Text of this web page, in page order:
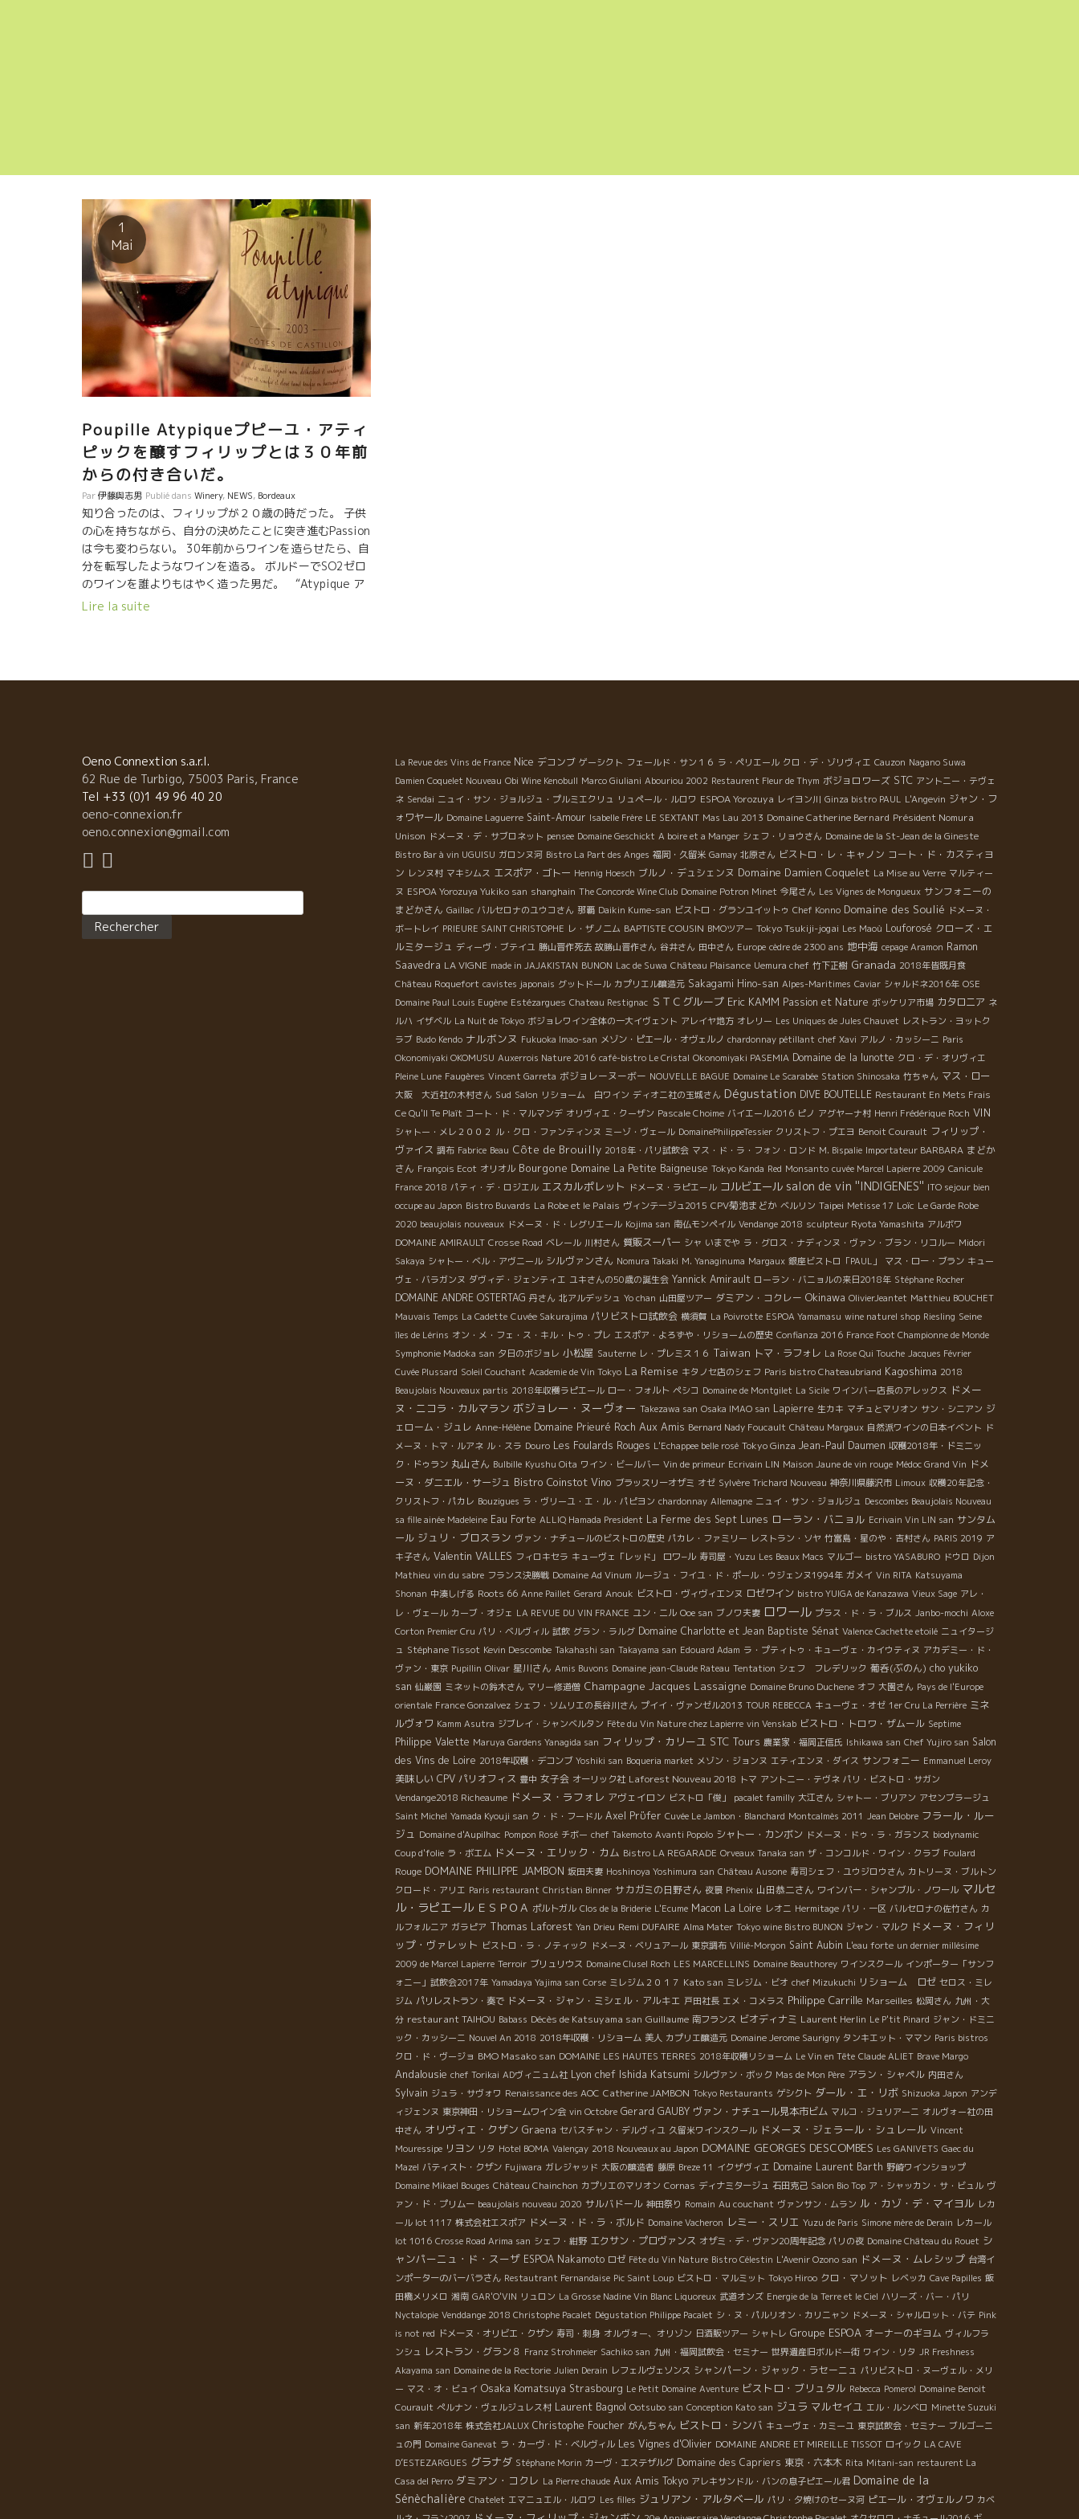
1
Mai
Poupille Atypiqueプピーユ・アティ
ピックを醸すフィリップとは３０年前
からの付き合いだ。
Par伊藤與志男 Publié dans Winery, NEWS, Bordeaux
知り合ったのは、フィリップが２０歳の時だった。 子供
の心を持ちながら、自分の決めたことに突き進むPassion
は今も変わらない。 30年前からワインを造らせたら、自
分を転写したようなワインを造る。 ボルドーでSO2ゼロ
のワインを誰よりもはやく造った男だ。 “Atypique ア
ティピック” ボルドースタイルのワインを理解するには、
ーだ！ 特に、このAtypique アティピックはSO2ゼロゼ
ロで醸造されている。 常に完璧を求めるフィップは、細
心の注意力でこのワインを醸している。 ホントに完璧な
葡萄を収穫した年しか造っていない。 何故？ 自然な造
りだからと云って、“欠点”のあるワインを絶対に許さな
いんだろう。 ボルドーでワインを始めた私の根底には、
のエリアをすべてBIOにするために運動している。 プピ
ーユの葡萄木は、サンテミリヨンから続いている同様な
Lire la suite
Oeno Connextion s.a.r.l.
62 Rue de Turbigo, 75003 Paris, France
Tel +33 (0)1 49 96 40 20
oeno-connexion.fr
oeno.connexion@gmail.com
La Revue des Vins de France Nice デコンブ ゲーシクト フェールド・サン１６ ラ・ペリエール クロ・デ・ゾリヴィエ Cauzon Nagano Suwa
Damien Coquelet Nouveau Obi Wine Kenobull Marco Giuliani Abouriou 2002 Restaurent Fleur de Thym ボジョロワーズ STC アントニー・テヴェ
ネ Sendai ニュイ・サン・ジョルジュ・プルミエクリュ リュペール・ルロワ ESPOA Yorozuya レイヨン川 Ginza bistro PAUL L'Angevin ジャン・フ
ォワヤール Domaine Laguerre Saint-Amour Isabelle Frère LE SEXTANT Mas Lau 2013 Domaine Catherine Bernard Président Nomura
Unison ドメーヌ・デ・サブロネット pensee Domaine Geschickt A boire et a Manger シェフ・リョウさん Domaine de la St-Jean de la Gineste
Bistro Bar à vin UGUISU ガロンヌ河 Bistro La Part des Anges 福岡・久留米 Gamay 北原さん ビストロ・レ・キャノン コート・ド・カスティヨ
ン レンヌ村 マキシムス エスポア・ゴトー Hennig Hoesch ブルノ・デュシェンヌ Domaine Damien Coquelet La Mise au Verre マルティー
ヌ ESPOA Yorozuya Yukiko san shanghain The Concorde Wine Club Domaine Potron Minet 今尾さん Les Vignes de Mongueux サンフォニーの
まどかさん Gaillac バルセロナのユウコさん 那覇 Daikin Kume-san ビストロ・グランユイットゥ Chef Konno Domaine des Soulié ドメーヌ・
ボートレイ PRIEURE SAINT CHRISTOPHE レ・ザノ二ム BAPTISTE COUSIN BMOツアー Tokyo Tsukiji-jogai Les Maoù Louforosé クローズ・エ
ルミタージュ ディーヴ・ブテイユ 勝山晋作死去 故勝山晋作さん 谷井さん 田中さん Europe cèdre de 2300 ans 地中海 cepage Aramon Ramon
Saavedra LA VIGNE made in JAJAKISTAN BUNON Lac de Suwa Château Plaisance Uemura chef 竹下正樹 Granada 2018年皆既月食
Château Roquefort cavistes japonais グットドール カプリエル醸造元 Sakagami Hino-san Alpes-Maritimes Caviar シャルドネ2016年 OSE
Domaine Paul Louis Eugène Estézargues Chateau Restignac ＳＴＣグループ Eric KAMM Passion et Nature ボッケリア市場 カタロニア ネ
ルハ イザベル La Nuit de Tokyo ボジョレワイン全体の一大イヴェント アレイヤ地方 オレリー Les Uniques de Jules Chauvet レストラン・ヨットク
ラブ Budo Kendo ナルボンヌ Fukuoka Imao-san メゾン・ピエール・オヴェルノ chardonnay pétillant chef Xavi アルノ・カッシーニ Paris
Okonomiyaki OKOMUSU Auxerrois Nature 2016 café-bistro Le Cristal Okonomiyaki PASEMIA Domaine de la lunotte クロ・デ・オリヴィエ
Pleine Lune Faugères Vincent Garreta ボジョレーヌーボー NOUVELLE BAGUE Domaine Le Scarabée Station Shinosaka 竹ちゃん マス・ロー
大阪 大近社の木村さん Sud Salon リショーム 白ワイン ディオニ社の玉城さん Dégustation DIVE BOUTELLE Restaurant En Mets Frais
Ce Qu'Il Te Plaît コート・ド・マルマンデ オリヴィエ・クーザン Pascale Choime バイエール2016 ピノ アグヤーナ村 Henri Frédérique Roch VIN
シャトー・メレ２００２ ル・クロ・ファンティンヌ ミーゾ・ヴェール DomainePhilippeTessier クリストフ・プエヨ Benoit Courault フィリップ・
ヴァイス 調布 Fabrice Beau Côte de Brouilly 2018年・パリ試飲会 マス・ド・ラ・フォン・ロンド M. Bispalie Importateur BARBARA まどか
さん François Ecot オリオル Bourgone Domaine La Petite Baigneuse Tokyo Kanda Red Monsanto cuvée Marcel Lapierre 2009 Canicule
France 2018 パティ・デ・ロジエル エスカルポレット ドメーヌ・ラピエール コルビエール salon de vin ''INDIGENES'' ITO sejour bien
occupe au Japon Bistro Buvards La Robe et le Palais ヴィンテージュ2015 CPV菊池まどか ベルリン Taipei Metisse 17 Loïc Le Garde Robe
2020 beaujolais nouveaux ドメーヌ・ド・レグリエール Kojima san 南仏モンペイル Vendange 2018 sculpteur Ryota Yamashita アルボワ
DOMAINE AMIRAULT Crosse Road ベレール 川村さん 質販スーパー シャ いまでや ラ・グロス・ナディンヌ・ヴァン・ブラン・リコルー Midori
Sakaya シャトー・ベル・アヴニール シルヴァンさん Nomura Takaki M. Yanaginuma Margaux 銀座ビストロ「PAUL」 マス・ロー・ブラン キュー
ヴェ・バラガンヌ ダヴィデ・ジェンティエ ユキさんの50歳の誕生会 Yannick Amirault ローラン・バニョルの来日2018年 Stéphane Rocher
DOMAINE ANDRE OSTERTAG 丹さん 北アルデッシュ Yo chan 山田屋ツアー ダミアン・コクレー Okinawa OlivierJeantet Matthieu BOUCHET
Mauvais Temps La Cadette Cuvée Sakurajima パリビストロ試飲会 横須賀 La Poivrotte ESPOA Yamamasu wine naturel shop Riesling Seine
îles de Lérins オン・メ・フェ・ス・キル・トゥ・プレ エスポア・よろずや・リショームの歴史 Confianza 2016 France Foot Championne de Monde
Symphonie Madoka san 夕日のボジョレ 小松屋 Sauterne レ・プレミス１６ Taiwan トマ・ラフォレ La Rose Qui Touche Jacques Février
Cuvée Plussard Soleil Couchant Academie de Vin Tokyo La Remise キタノセ店のシェフ Paris bistro Chateaubriand Kagoshima 2018
Beaujolais Nouveaux partis 2018年収穫ラピエール ロー・フォルト ペシコ Domaine de Montgilet La Sicile ワインバー店長のアレックス ドメー
ヌ・ニコラ・カルマラン ボジョレー・ヌーヴォー Takezawa san Osaka IMAO san Lapierre 生カキ マチュとマリオン サン・シニアン ジ
ェローム・ジュレ Anne-Hélène Domaine Prieuré Roch Aux Amis Bernard Nady Foucault Château Margaux 自然派ワインの日本イベント ド
メーヌ・トマ・ルアネ ル・スラ Douro Les Foulards Rouges L'Echappee belle rosé Tokyo Ginza Jean-Paul Daumen 収穫2018年・ドミニッ
ク・ドゥラン 丸山さん Bulbille Kyushu Oita ワイン・ビールバー Vin de primeur Ecrivain LIN Maison Jaune de vin rouge Médoc Grand Vin ドメ
ーヌ・ダニエル・サージュ Bistro Coinstot Vino ブラッスリーオザミ オゼ Sylvère Trichard Nouveau 神奈川県藤沢市 Limoux 収穫20年記念・
クリストフ・パカレ Bouzigues ラ・ヴリーユ・エ・ル・パピヨン chardonnay Allemagne ニュイ・サン・ジョルジュ Descombes Beaujolais Nouveau
sa fille ainée Madeleine Eau Forte ALLIQ Hamada President La Ferme des Sept Lunes ローラン・バニョル Ecrivain Vin LIN san サンタム
ール ジュリ・ブロスラン ヴァン・ナチュールのビストロの歴史 パカレ・ファミリー レストラン・ソヤ 竹富島・星のや・吉村さん PARIS 2019 ア
キ子さん Valentin VALLES フィロキセラ キューヴェ「レッド」 ロワ−ル 寿司屋・Yuzu Les Beaux Macs マルゴー bistro YASABURO ドウロ Dijon
Mathieu vin du sabre フランス決勝戦 Domaine Ad Vinum ルージュ・フイユ・ド・ポール・ウジェンヌ1994年 ガメイ Vin RITA Katsuyama
Shonan 中湊しげる Roots 66 Anne Paillet Gerard Anouk ビストロ・ヴィヴィエンヌ ロゼワイン bistro YUIGA de Kanazawa Vieux Sage アレ・
レ・ヴェール カーブ・オジェ LA REVUE DU VIN FRANCE ユン・ニル Ooe san ブノワ夫妻 ロワール プラス・ド・ラ・ブルス Janbo-mochi Aloxe
Corton Premier Cru パリ・ベルヴィル 試飲 グラン・ラルグ Domaine Charlotte et Jean Baptiste Sénat Valence Cachette etoilé ニュイタージ
ュ Stéphane Tissot Kevin Descombe Takahashi san Takayama san Edouard Adam ラ・プティトゥ・キューヴェ・カイウティヌ アカデミー・ド・
ヴァン・東京 Pupillin Olivar 星川さん Amis Buvons Domaine jean-Claude Rateau Tentation シェフ フレデリック 葡呑(ぶのん) cho yukiko
san 仙巌園 ミネットの鈴木さん マリー修道僧 Champagne Jacques Lassaigne Domaine Bruno Duchene オフ 大園さん Pays de l'Europe
orientale France Gonzalvez シェフ・ソムリエの長谷川さん プイイ・ヴァンゼル2013 TOUR REBECCA キューヴェ・オゼ 1er Cru La Perrière ミネ
ルヴォワ Kamm Asutra ジブレイ・シャンベルタン Fête du Vin Nature chez Lapierre vin Venskab ビストロ・トロワ・ザムール Septime
Philippe Valette Maruya Gardens Yanagida san フィリップ・カリーユ STC Tours 農業家・福岡正信氏 Ishikawa san Chef Yujiro san Salon
des Vins de Loire 2018年収穫・デコンブ Yoshiki san Boqueria market メゾン・ジョンヌ エティエンヌ・ダイス サンフォニー Emmanuel Leroy
美味しい CPV パリオフィス 豊中 女子会 オーリック社 Laforest Nouveau 2018 トマ アントニー・テヴネ パリ・ビストロ・サガン
Vendange2018 Richeaume ドメーヌ・ラフォレ アヴェイロン ビストロ「俊」 pacalet familly 大江さん シャトー・ブリアン アセンブラージュ
Saint Michel Yamada Kyouji san ク・ド・フードル Axel Prϋfer Cuvée Le Jambon・Blanchard Montcalmès 2011 Jean Delobre フラール・ルー
ジュ Domaine d'Aupilhac Pompon Rosé チボー chef Takemoto Avanti Popolo シャトー・カンボン ドメーヌ・ドゥ・ラ・ガランス biodynamic
Coup d'folie ラ・ボエム ドメーヌ・エリック・カム Bistro LA REGARADE Orveaux Tanaka san ザ・コンコルド・ワイン・クラブ Foulard
Rouge DOMAINE PHILIPPE JAMBON 坂田夫妻 Hoshinoya Yoshimura san Château Ausone 寿司シェフ・ユウジロウさん カトリーヌ・ブルトン
クロード・アリエ Paris restaurant Christian Binner サカガミの日野さん 夜景 Phenix 山田恭二さん ワインバー・シャンブル・ノワール マルセ
ル・ラピエール ＥＳＰＯＡ ポルトガル Clos de la Briderie L'Ecume Macon La Loire レオニ Hermitage パリ・一区 バルセロナの佐竹さん カ
ルフォルニア ガラピア Thomas Laforest Yan Drieu Remi DUFAIRE Alma Mater Tokyo wine Bistro BUNON ジャン・マルク ドメーヌ・フィリ
ップ・ヴァレット ビストロ・ラ・ノティック ドメーヌ・ベリュアール 東京調布 Villié-Morgon Saint Aubin L'eau forte un dernier millésime
2009 de Marcel Lapierre Terroir ブリュリウス Domaine Clusel Roch LES MARCELLINS Domaine Beauthorey ワインスクール インポーター「サンフ
ォニー」試飲会2017年 Yamadaya Yajima san Corse ミレジム２０１７ Kato san ミレジム・ビオ chef Mizukuchi リショーム ロゼ セロス・ミレ
ジム パリレストラン・奏で ドメーヌ・ジャン・ミシェル・アルキエ 戸田社長 エメ・コメラス Philippe Carrille Marseilles 松岡さん 九州・大
分 restaurant TAIHOU Babass Décès de Katsuyama san Guillaume 南フランス ビオディナミ Laurent Herlin Le P'tit Pinard ジャン・ドミニ
ック・カッシーニ Nouvel An 2018 2018年収穫・リショーム 美人 カプリエ醸造元 Domaine Jerome Saurigny タンキエット・ママン Paris bistros
クロ・ド・ヴージョ BMO Masako san DOMAINE LES HAUTES TERRES 2018年収穫リショーム Le Vin en Tête Claude ALIET Brave Margo
Andalousie chef Torikai ADヴィニュム社 Lyon chef Ishida Katsumi シルヴァン・ボック Mas de Mon Père アラン・シャペル 内田さん
Sylvain ジュラ・サヴォワ Renaissance des AOC Catherine JAMBON Tokyo Restaurants ゲシクト ダール・エ・リボ Shizuoka Japon アンデ
ィジェンヌ 東京神田・リショームワイン会 vin Octobre Gerard GAUBY ヴァン・ナチュール見本市ビム マルコ・ジュリアーニ オルヴォー社の田
中さん オリヴィエ・クザン Graena セバスチャン・デルヴィユ 久留米ワインスクール ドメーヌ・ジェラール・シュレール Vincent
Mouressipe リヨン リタ Hotel BOMA Valençay 2018 Nouveaux au Japon DOMAINE GEORGES DESCOMBES Les GANIVETS Gaec du
Mazel バティスト・クザン Fujiwara ガレジャッド 大阪の醸造者 藤原 Breze 11 イクザヴィエ Domaine Laurent Barth 野崎ワインショップ
Domaine Mikael Bouges Château Chainchon カプリエのマリオン Cornas ディナミタージュ 石田克己 Salon Bio Top ア・シャッカン・サ・ビュル ヴ
ァン・ド・プリムー beaujolais nouveau 2020 サルバドール 神田祭り Romain Au couchant ヴァンサン・ムラン ル・カゾ・デ・マイヨル レカ
ール lot 1117 株式会社エスポア ドメーヌ・ド・ラ・ボルド Domaine Vacheron レミー・スリエ Yuzu de Paris Simone mère de Derain レカール
lot 1016 Crosse Road Arima san シェフ・紺野 エクサン・プロヴァンス オザミ・デ・ヴァン20周年記念 パリの夜 Domaine Château du Rouet シ
ャンパーニュ・ド・スーザ ESPOA Nakamoto ロゼ Fête du Vin Nature Bistro Célestin L'Avenir Ozono san ドメーヌ・ムレシップ 台湾イ
ンポーターのバーバラさん Restautrant Fernandaise Pic Saint Loup ビストロ・マルミット Tokyo Hiroo クロ・マソット レベッカ Cave Papilles 飯
田橋メリメロ 湘南 GAR'O'VIN リュロン La Grosse Nadine Vin Blanc Liquoreux 武道オンズ Energie de la Terre et le Ciel ハリーズ・バー・パリ
Nyctalopie Venddange 2018 Christophe Pacalet Dégustation Philippe Pacalet シ・ヌ・パルリオン・カリニャン ドメーヌ・シャルロット・バテ Pink
is not red ドメーヌ・オリビエ・クザン 寿司・刺身 オルヴォー、オリゾン 日酒販ツアー シャトレ Groupe ESPOA オーナーのギヨム ヴィルフラ
ンシュ レストラン・グラン８ Franz Strohmeier Sachiko san 九州・福岡試飲会・セミナー 世界遺産旧ボルドー街 ワイン・リタ JR Freshness
Akayama san Domaine de la Rectorie Julien Derain レフェルヴェソンス シャンパーン・ジャック・ラセーニュ パリビストロ・ヌーヴェル・メリ
ー マス・オ・ビュイ Osaka Komatsuya Strasbourg Le Petit Domaine Aventure ビストロ・ブリュタル Rebecca Pomerol Domaine Benoit
Courault ぺルナン・ヴェルジュレス村 Laurent Bagnol Ootsubo san Conception Kato san ジュラ マルセイユ エル・ルンベロ Minette Suzuki
san 新年2018年 株式会社JALUX Christophe Foucher がんちゃん ビストロ・シンバ キューヴェ・カミーユ 東京試飲会・セミナー ブルゴーニ
ュの門 Domaine Ganevat ラ・カーヴ・ド・ベルヴィル Les Vignes d'Olivier DOMAINE ANDRE ET MIREILLE TISSOT ロイック LA CAVE
D’ESTEZARGUES グラナダ Stéphane Morin カーヴ・エステザルグ Domaine des Capriers 東京・六本木 Rita Mitani-san restaurent La
Casa del Perro ダミアン・コクレ La Pierre chaude Aux Amis Tokyo アレキサンドル・バンの息子ピエール君 Domaine de la
Sénèchalière Chatelet エマニュエル・ルロワ Les filles ジュリアン・アルタベール パリ・夕焼けのセーヌ河 ピエール・オヴェルノワ カベ